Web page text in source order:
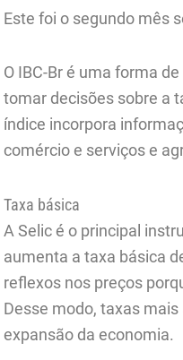
Este foi o segundo mês
O IBC-Br é uma forma
tomar decisões sobre a
índice incorpora
comércio e serviços e
Taxa básica
A Selic é o principal
aumenta a taxa básica
reflexos nos preços
Desse modo, taxas
expansão da economia.